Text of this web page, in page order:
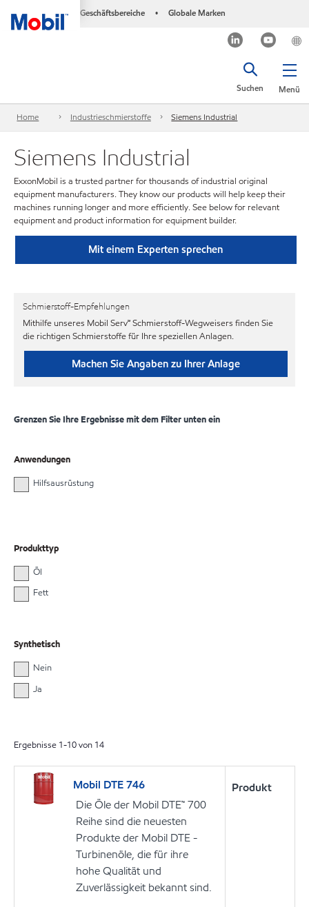
Geschäftsbereiche • Globale Marken
Menü
Suchen
Home Industrieschmierstoffe Siemens Industrial
Siemens Industrial
ExxonMobil is a trusted partner for thousands of industrial original
equipment manufacturers. They know our products will help keep their
machines running longer and more efficiently. See below for relevant
equipment and product information for equipment builder.
Mit einem Experten sprechen
Schmierstoff-Empfehlungen
Mithilfe unseres Mobil Serv℠ Schmierstoff-Wegweisers finden Sie
die richtigen Schmierstoffe für Ihre speziellen Anlagen.
Machen Sie Angaben zu Ihrer Anlage
Grenzen Sie Ihre Ergebnisse mit dem Filter unten ein
Anwendungen
Hilfsausrüstung
Produkttyp
Öl
Fett
Synthetisch
Nein
Ja
Ergebnisse 1-10von 14
Mobil DTE 746
Die Öle der Mobil DTE™ 700
Reihe sind die neuesten
Produkte der Mobil DTE -
Turbinenöle, die für ihre
hohe Qualität und
Zuverlässigkeit bekannt sind.
Produkt